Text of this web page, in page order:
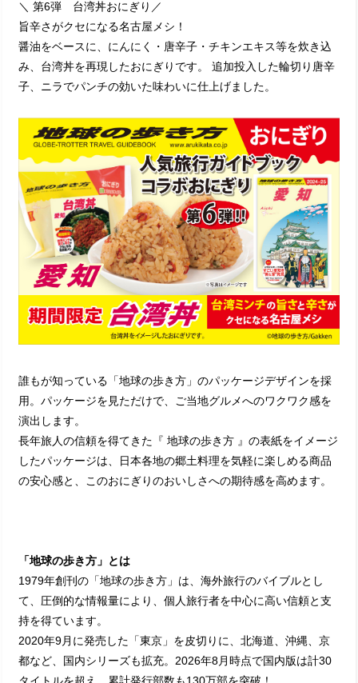
＼ 第6弾 台湾丼おにぎり／
旨辛さがクセになる名古屋メシ！
醤油をベースに、にんにく・唐辛子・チキンエキス等を炊き込
み、台湾丼を再現したおにぎりです。 追加投入した輪切り唐辛
子、ニラでパンチの効いた味わいに仕上げました。
誰もが知っている「地球の歩き方」のパッケージデザインを採
用。パッケージを見ただけで、ご当地グルメへのワクワク感を
演出します。
長年旅人の信頼を得てきた『 地球の歩き方 』の表紙をイメージ
したパッケージは、日本各地の郷土料理を気軽に楽しめる商品
の安心感と、このおにぎりのおいしさへの期待感を高めます。
「地球の歩き方」とは
1979年創刊の「地球の歩き方」は、海外旅行のバイブルとし
て、圧倒的な情報量により、個人旅行者を中心に高い信頼と支
持を得ています。
2020年9月に発売した「東京」を皮切りに、北海道、沖縄、京
都など、国内シリーズも拡充。2026年8月時点で国内版は計30
タイトルを超え、累計発行部数も130万部を突破！